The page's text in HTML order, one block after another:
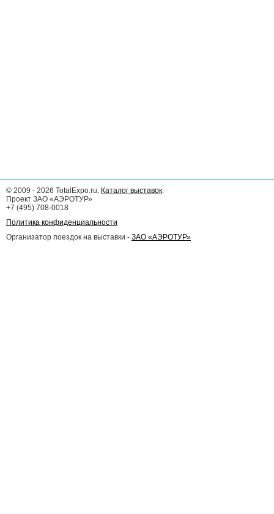
© 2009 - 2026 TotalExpo.ru, Каталог выставок.
Проект ЗАО «АЭРОТУР»
+7 (495) 708-0018
Политика конфиденциальности
Организатор поездок на выставки - ЗАО «АЭРОТУР»